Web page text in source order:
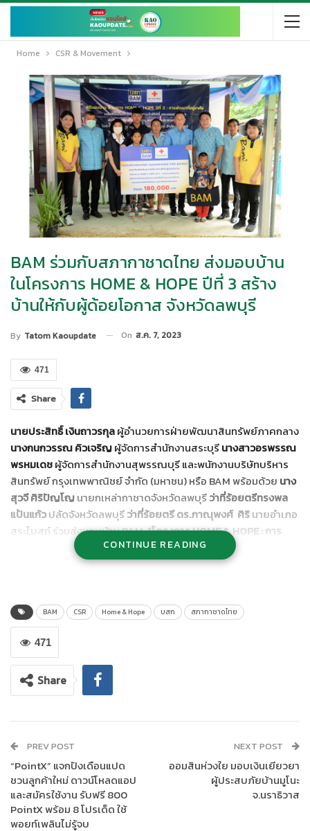
Home CSR & Movement
BAM ร่วมกับสภากาชาดไทย ส่งมอบบ้าน
ในโครงการ HOME & HOPE ปีที่ 3 สร้าง
บ้านให้กับผู้ด้อยโอกาส จังหวัดลพบุรี
By Tatom Kaoupdate On ส.ค. 7, 2023
471
Share
นายประสิทธิ์ เงินถาวรกุลผู้อำนวยการฝ่ายพัฒนาสินทรัพย์ภาคกลาง
นางกนกวรรณ คิวเจริญผู้จัดการสำนักงานสระบุรีนางสาวอรพรรณ
พรหมเดชผู้จัดการสำนักงานสุพรรณบุรี และพนักงานบริษัทบริหาร
สินทรัพย์ กรุงเทพพาณิชย์ จำกัด (มหาชน) หรือ BAM พร้อมด้วย นาง
สุวจี ศิริปัญโญนายกเหล่ากาชาดจังหวัดลพบุรีว่าที่ร้อยตรีทรงพล
แป้นแก้วปลัดจังหวัดลพบุรีว่าที่ร้อยตรี ดร.ภาณุพงศ์ ศิรินายอำเภอ
สระโบสถ์ ร่วมส่งมอบบ้าน BAM“โครงการ HOME & HOPE : การ
พัฒนาที่อยู่อาศัย เฉลิมพระเกียรติสมเด็จพระนางเจ้าสิริกิติ์ พระบรม
ราชินีนาถ พระบรมราชชนนีพันปีหลวง สภานายิกาสภากาชาดไทย”
สมเด็จพระนางเจ้าสิริกิติ์ พระบรมราชินีนาถ พระบรมราชชนนีพันปี
หลวง สภานายิกาสภากาชาดไทย
จัดต่อเนื่องเป็นปีที่ 3 โดยร่วมมือกับ
สำนักบริหารกิจการเหล่ากาชาด สภากาชาดไทย และเหล่ากาชาด
จังหวัด เพื่อสนับสนุนให้เกิดการแก้ไขปัญหาที่อยู่อาศัย ซึ่งเป็นพื้นฐาน
สำคัญของการดำรงชีวิต มุ่งเน้นการช่วยเหลือให้ผู้ยากไร้ได้มี “บ้าน”
CONTINUE READING
BAM CSR Home & Hope บสก สภากาชาดไทย
471
Share
PREV POST
“PointX” แจกปังเดือนแปด
ชวนลูกค้าใหม่ ดาวน์โหลดแอป
และสมัครใช้งาน รับฟรี 800
PointX พร้อม 8 โปรเด็ด ใช้
พอยท์เพลินไม่รู้จบ
NEXT POST
ออมสินห่วงใย มอบเงินเยียวยา
ผู้ประสบภัยบ้านมูโนะ
จ.นราธิวาส